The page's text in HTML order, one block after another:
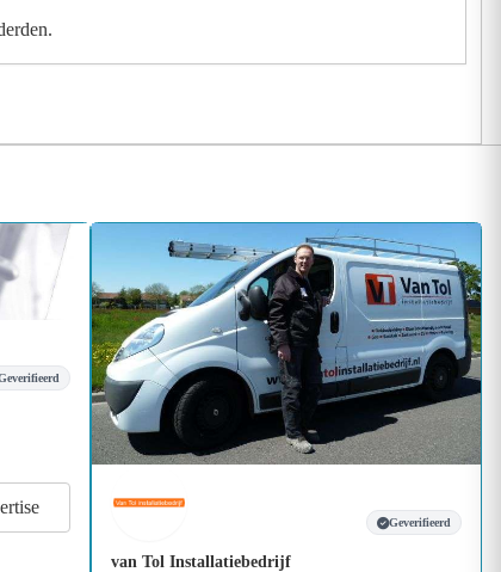
Geverifieerd
van Tol Installatiebedrijf